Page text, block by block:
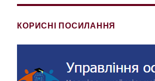
КОРИСНІ ПОСИЛАННЯ